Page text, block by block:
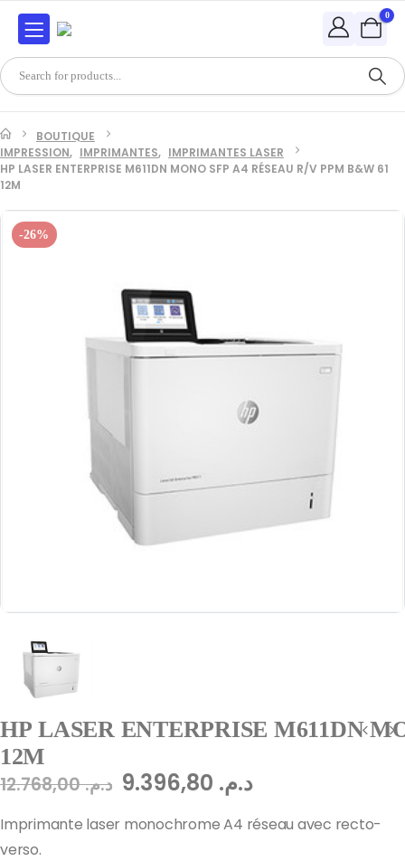
0
BOUTIQUE
IMPRESSION, IMPRIMANTES, IMPRIMANTES LASER
HP LASER ENTERPRISE M611DN MONO SFP A4 RÉSEAU R/V PPM B&W 61
12M
-26%
HP LASER ENTERPRISE M611DN
12M
د.م.12.768,00 د.م.
Imprimante laser monochrome A4 réseau avec recto-
verso.